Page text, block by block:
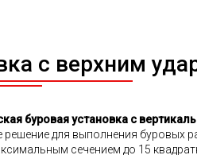
с верхним
буровая установка с
решение для выполнения буровых
сечением до 15